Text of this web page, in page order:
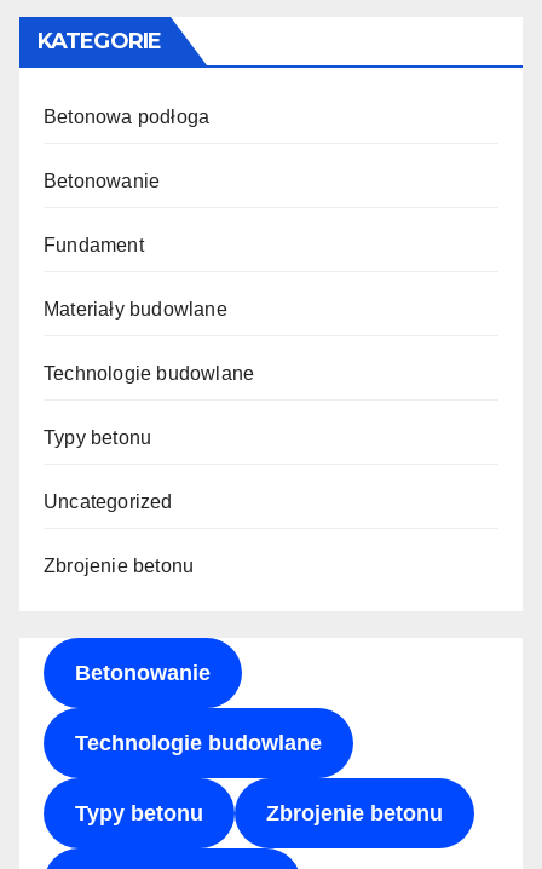
KATEGORIE
Betonowa podłoga
Betonowanie
Fundament
Materiały budowlane
Technologie budowlane
Typy betonu
Uncategorized
Zbrojenie betonu
Betonowanie
Technologie budowlane
Typy betonu Zbrojenie betonu